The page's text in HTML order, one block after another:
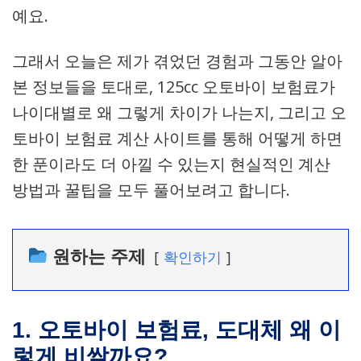
예요.
그래서 오늘은 제가 겪었던 경험과 그동안 알아
본 정보들을 토대로, 125cc 오토바이 보험료가
나이대별로 왜 그렇게 차이가 나는지, 그리고 오
토바이 보험료 계산 사이트를 통해 어떻게 하면
한 푼이라도 더 아낄 수 있는지 현실적인 계산
방법과 꿀팁을 모두 풀어보려고 합니다.
원하는 주제 확인하기
1. 오토바이 보험료, 도대체 왜 이